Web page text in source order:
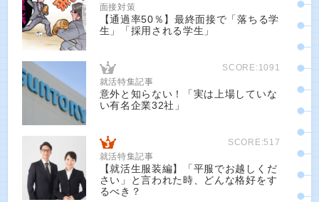
面接対策
【通過率50％】最終面接で「落ちる学
生」「採用される学生」
SCORE:1091
就活特集記事
意外と知らない！「実は上場していな
い有名企業32社」
SCORE:517
就活特集記事
【就活生服装編】「平服でお越しくだ
さい」と言われた時、どんな格好をす
るべき？